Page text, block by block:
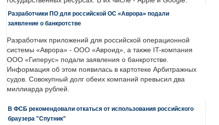
Разработчики ПО для российской ОС «Аврора» подали
заявление о банкротстве
Разработчик приложений для российской операционной
системы «Аврора» - ООО «Авроид», а также IT-компания
ООО «Гиперус» подали заявления о банкротстве.
Информация об этом появилась в картотеке Арбитражных
судов. Совокупный долг обеих компаний превысил два
миллиарда рублей.
В ФСБ рекомендовали откаться от использования российского
браузера "Спутник"